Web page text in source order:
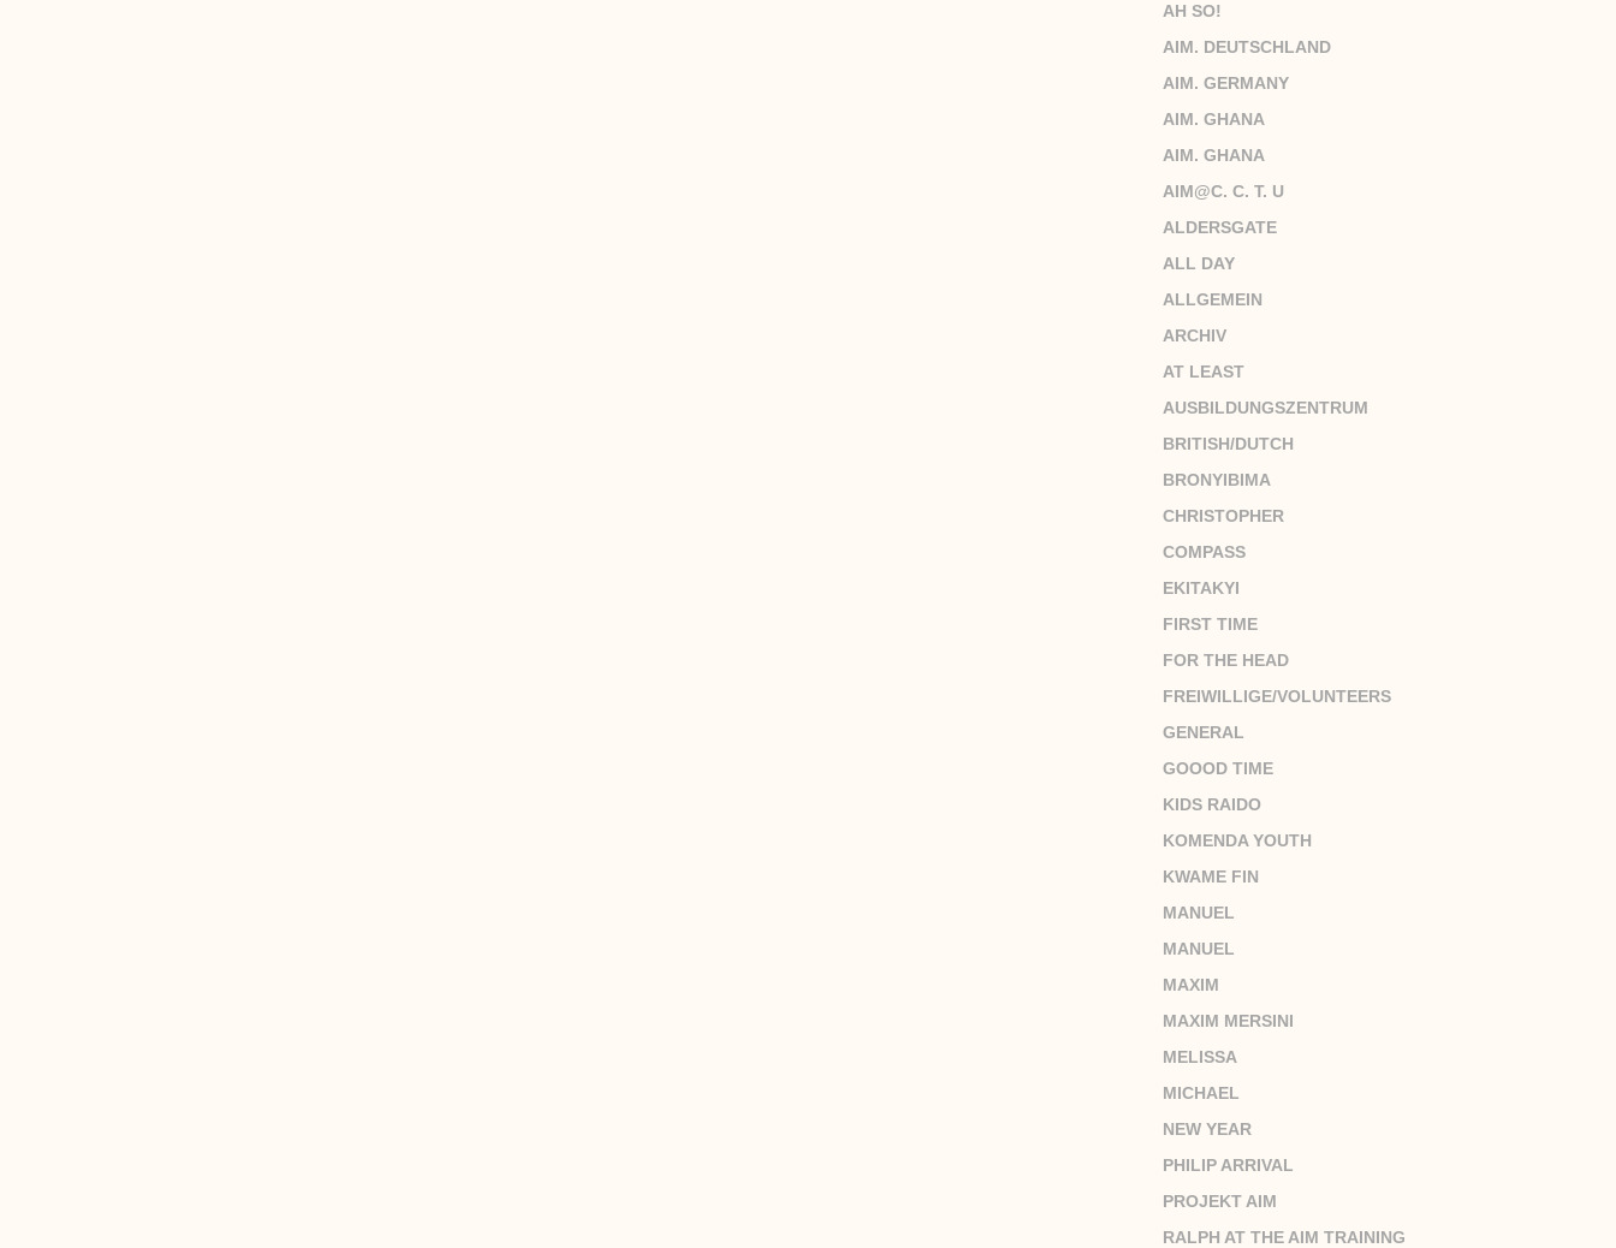
AH SO!
AIM. DEUTSCHLAND
AIM. GERMANY
AIM. GHANA
AIM. GHANA
AIM@C. C. T. U
ALDERSGATE
ALL DAY
ALLGEMEIN
ARCHIV
AT LEAST
AUSBILDUNGSZENTRUM
BRITISH/DUTCH
BRONYIBIMA
CHRISTOPHER
COMPASS
EKITAKYI
FIRST TIME
FOR THE HEAD
FREIWILLIGE/VOLUNTEERS
GENERAL
GOOOD TIME
KIDS RAIDO
KOMENDA YOUTH
KWAME FIN
MANUEL
MANUEL
MAXIM
MAXIM MERSINI
MELISSA
MICHAEL
NEW YEAR
PHILIP ARRIVAL
PROJEKT AIM
RALPH AT THE AIM TRAINING